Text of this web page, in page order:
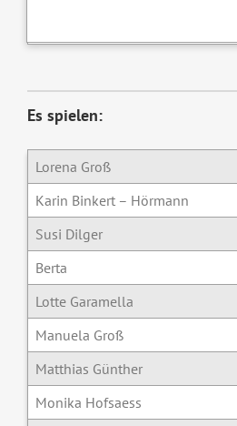
Es spielen:
Lorena Groß
Karin Binkert – Hörmann
Susi Dilger
Berta
Lotte Garamella
Manuela Groß
Matthias Günther
Monika Hofsaess